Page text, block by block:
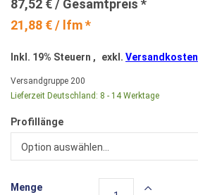
21,88 € / lfm *
87,52 €
Inkl. 19% Steuern , exkl. Versandkosten
Versandgruppe 200
Lieferzeit Deutschland: 8 - 14 Werktage
Profillänge
Option auswählen...
Menge